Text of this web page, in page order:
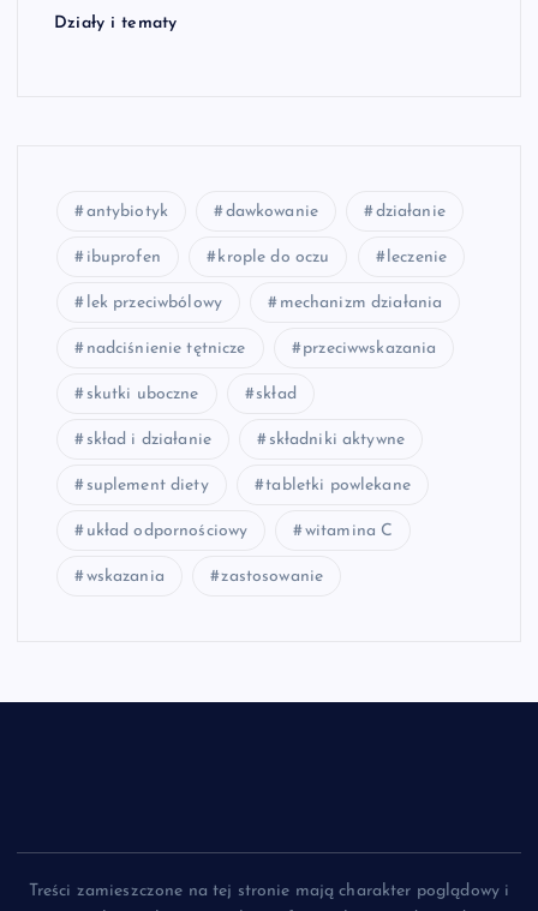
Działy i tematy
antybiotyk dawkowanie działanie
ibuprofen krople do oczu leczenie
lek przeciwbólowy mechanizm działania
nadciśnienie tętnicze przeciwwskazania
skutki uboczne skład
skład i działanie składniki aktywne
suplement diety tabletki powlekane
układ odpornościowy witamina C
wskazania zastosowanie
Treści zamieszczone na tej stronie mają charakter poglądowy i